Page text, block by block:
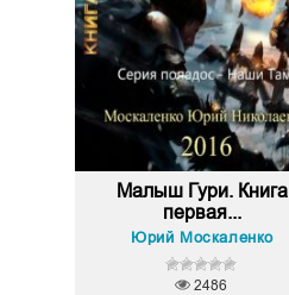
Малыш Гури. Книга
первая...
Юрий Москаленко
2486